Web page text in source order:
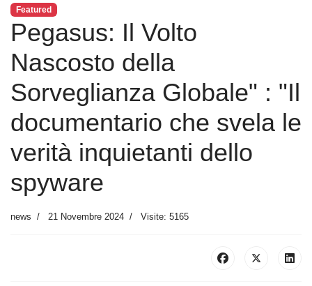
Featured
Pegasus: Il Volto
Nascosto della
Sorveglianza Globale" : "Il
documentario che svela le
verità inquietanti dello
spyware
news 21 Novembre 2024 Visite: 5165